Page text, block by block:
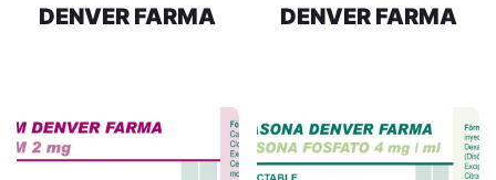
DENVER FARMA
DENVER FARMA